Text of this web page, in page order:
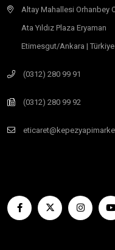
Altay Mahallesi Orhanbey
Ata Yıldız Plaza Eryaman
Etimesgut/Ankara | Türkiye
(0312) 280 99 91
(0312) 280 99 92